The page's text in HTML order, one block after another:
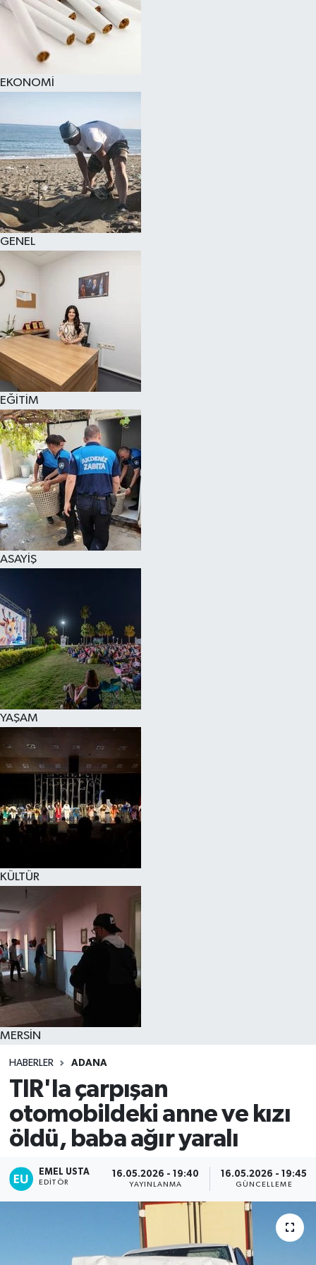
EKONOMİ
GENEL
EĞİTİM
ASAYİŞ
YAŞAM
KÜLTÜR
MERSİN
HABERLER ADANA
TIR'la çarpışan
otomobildeki anne ve kızı
öldü, baba ağır yaralı
EMEL USTA
EDITÖR
16.05.2026 - 19:40
YAYINLANMA
16.05.2026 - 19:45
GÜNCELLEME